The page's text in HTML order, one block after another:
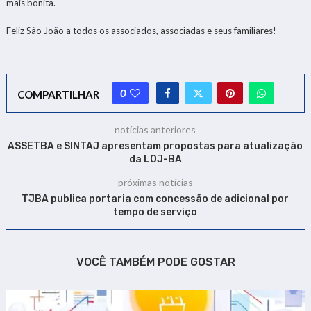
mais bonita.
Feliz São João a todos os associados, associadas e seus familiares!
COMPARTILHAR 0
notícias anteriores
ASSETBA e SINTAJ apresentam propostas para atualização
da LOJ-BA
próximas notícias
TJBA publica portaria com concessão de adicional por
tempo de serviço
VOCÊ TAMBÉM PODE GOSTAR